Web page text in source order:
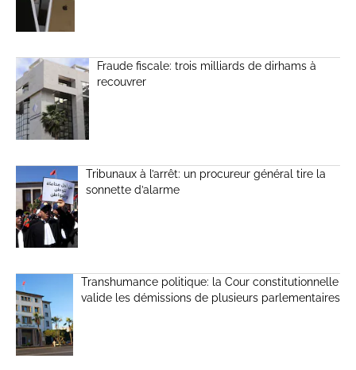
Fraude fiscale: trois milliards de dirhams à
recouvrer
Tribunaux à l’arrêt: un procureur général tire la
sonnette d’alarme
Transhumance politique: la Cour constitutionnelle
valide les démissions de plusieurs parlementaires